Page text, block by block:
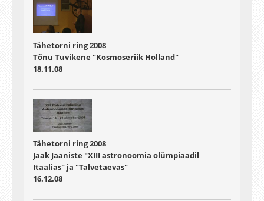
Tähetorni ring 2008
Tõnu Tuvikene "Kosmoseriik Holland"
18.11.08
Tähetorni ring 2008
Jaak Jaaniste "XIII astronoomia olümpiaadil
Itaalias" ja "Talvetaevas"
16.12.08